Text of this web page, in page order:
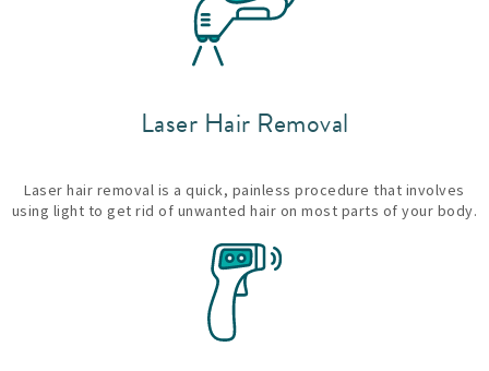
Laser Hair Removal
Laser hair removal is a quick, painless procedure that involves
using light to get rid of unwanted hair on most parts of your body.